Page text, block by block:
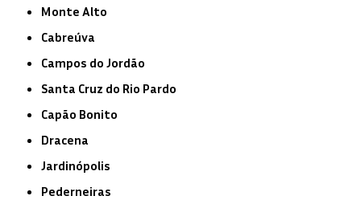
Monte Alto
Cabreúva
Campos do Jordão
Santa Cruz do Rio Pardo
Capão Bonito
Dracena
Jardinópolis
Pederneiras